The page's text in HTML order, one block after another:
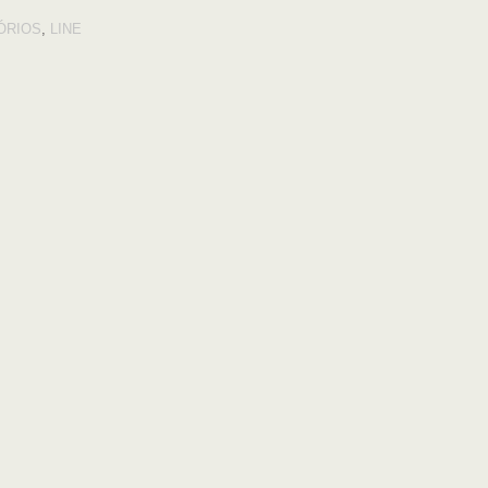
, LINE